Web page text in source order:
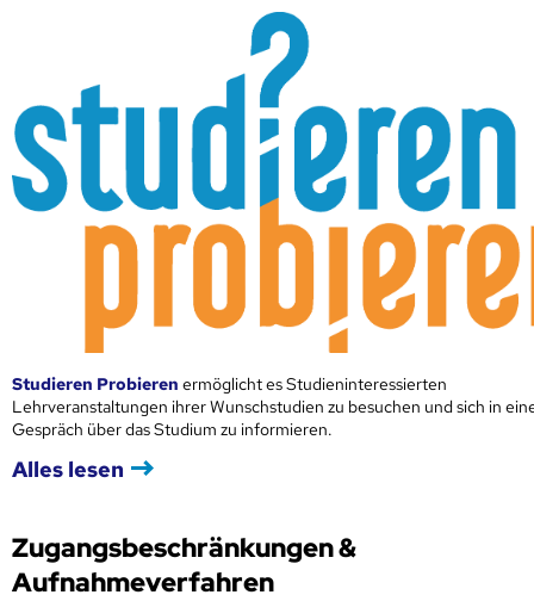
Studieren Probieren ermöglicht es Studieninteressierten
Lehrveranstaltungen ihrer Wunschstudien zu besuchen und sich in
Gespräch über das Studium zu informieren.
Alles lesen
Zugangsbeschränkungen &
Aufnahmeverfahren